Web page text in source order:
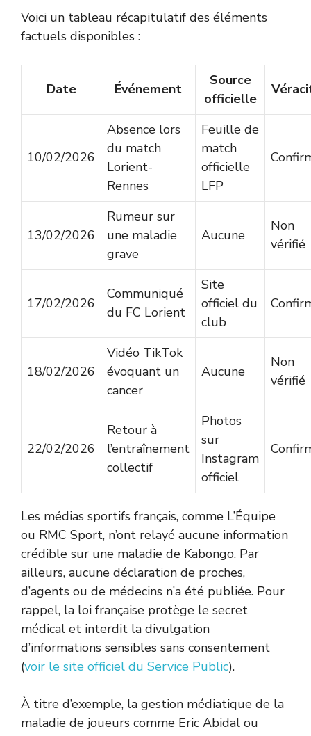
Voici un tableau récapitulatif des éléments
factuels disponibles :
Date Événement
Source
officielle
10/02/2026
Absence lors
du match
Lorient-
Rennes
Feuille de
match
officielle
LFP
13/02/2026
Rumeur sur
une maladie
grave
Aucune
Non
vérifié
17/02/2026
Communiqué
du FC Lorient
Site
officiel du
club
18/02/2026
Vidéo TikTok
évoquant un
cancer
Aucune
Non
vérifié
22/02/2026
Retour à
l’entraînement
collectif
Photos
sur
Instagram
officiel
Les médias sportifs français, comme L’Équipe
ou RMC Sport, n’ont relayé aucune information
crédible sur une maladie de Kabongo. Par
ailleurs, aucune déclaration de proches,
d’agents ou de médecins n’a été publiée. Pour
rappel, la loi française protège le secret
médical et interdit la divulgation
d’informations sensibles sans consentement
(voir le site officiel du Service Public).
À titre d’exemple, la gestion médiatique de la
maladie de joueurs comme Eric Abidal ou